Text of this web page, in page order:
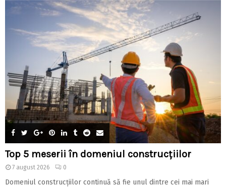
Top 5 meserii în domeniul construcțiilor
7 august 2026 0
Domeniul construcțiilor continuă să fie unul dintre cei mai mari